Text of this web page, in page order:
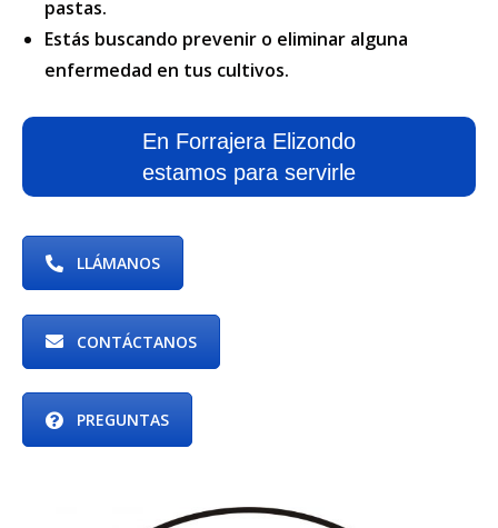
pastas.
Estás buscando prevenir o eliminar alguna
enfermedad en tus cultivos.
En Forrajera Elizondo
estamos para servirle
LLÁMANOS
CONTÁCTANOS
PREGUNTAS